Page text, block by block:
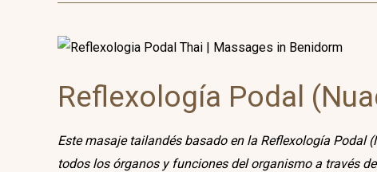
Reflexología Podal
Este masaje tailandés basado en la Reflexología Podal
todos los órganos y funciones del organismo a través